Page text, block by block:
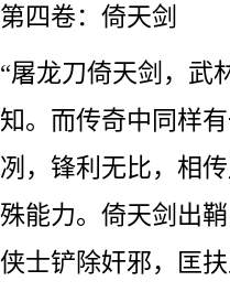
第四卷：倚天剑
“屠龙刀倚天剑，武
知。而传奇中同样
冽，锋利无比，相
殊能力。倚天剑出
侠士铲除奸邪，匡扶